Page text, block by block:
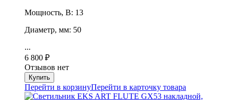
Мощность, В: 13
Диаметр, мм: 50
...
6 800 ₽
Отзывов нет
Перейти в корзинуПерейти в карточку товара